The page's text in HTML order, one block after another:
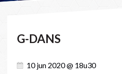
G-DANS
10 jun 2020 @ 18u30